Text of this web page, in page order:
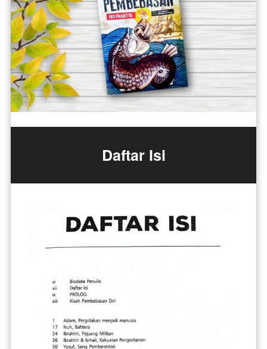
Daftar Isi